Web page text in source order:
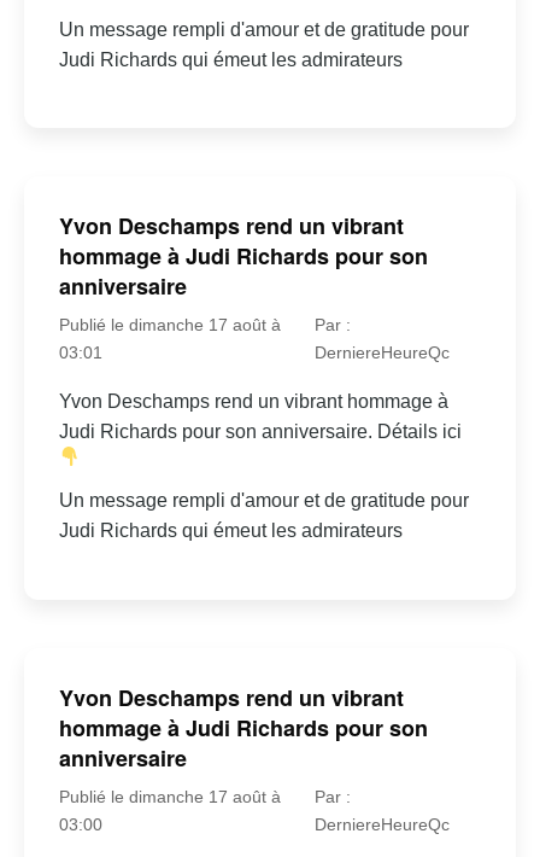
Un message rempli d'amour et de gratitude pour
Judi Richards qui émeut les admirateurs
Yvon Deschamps rend un vibrant
hommage à Judi Richards pour son
anniversaire
Publié le dimanche 17 août à
03:01
Par :
DerniereHeureQc
Yvon Deschamps rend un vibrant hommage à
Judi Richards pour son anniversaire. Détails ici
Un message rempli d'amour et de gratitude pour
Judi Richards qui émeut les admirateurs
Yvon Deschamps rend un vibrant
hommage à Judi Richards pour son
anniversaire
Publié le dimanche 17 août à
03:00
Par :
DerniereHeureQc